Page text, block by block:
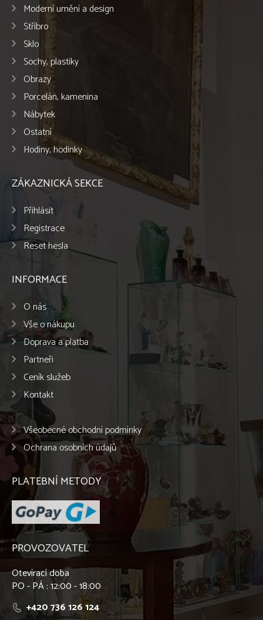
Moderní umění a design
Stříbro
Sklo
Sochy, plastiky
Obrazy
Porcelán, kamenina
Nábytek
Ostatní
Hodiny, hodinky
ZÁKAZNICKÁ SEKCE
Přihlásit
Registrace
Reset hesla
INFORMACE
O nás
Vše o nákupu
Doprava a platba
Partneři
Ceník služeb
Kontakt
Všeobecné obchodní podmínky
Ochrana osobních údajů
PLATEBNÍ METODY
PROVOZOVATEL
Otevírací doba
PO - PÁ : 12:00 - 18:00
+420 736 126 124